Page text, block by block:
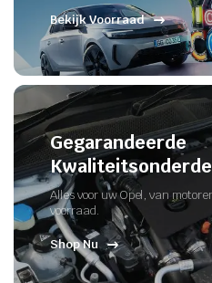
Bekijk Voorraad
Gegarandeerde
Alles voor uw Opel, van
voorraad.
Shop Nu